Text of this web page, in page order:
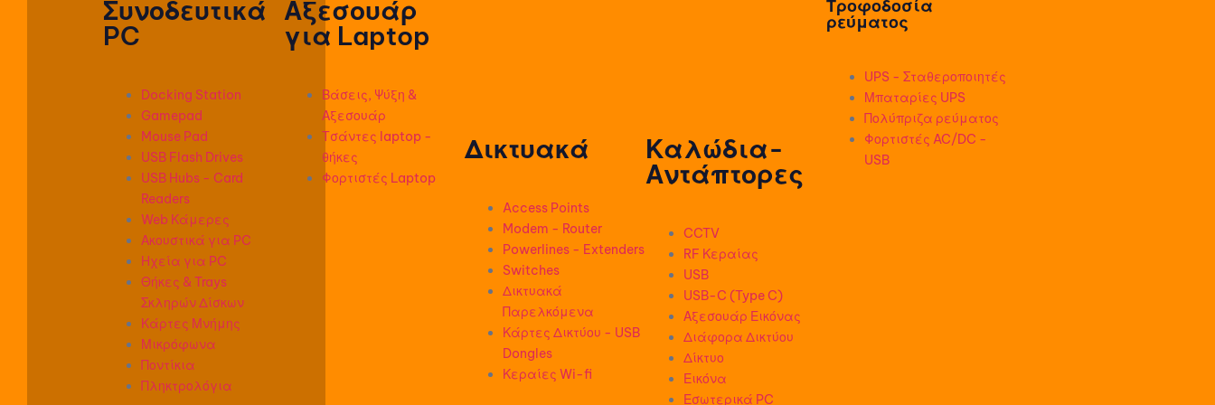
Συνοδευτικά
PC
Docking Station
Gamepad
Mouse Pad
USB Flash Drives
USB Hubs - Card
Readers
Web Κάμερες
Ακουστικά για PC
Ηχεία για PC
Θήκες & Trays
Σκληρών Δίσκων
Κάρτες Μνήμης
Μικρόφωνα
Ποντίκια
Πληκτρολόγια
Αξεσουάρ
για Laptop
Βάσεις, Ψύξη &
Αξεσουάρ
Τσάντες laptop -
θήκες
Φορτιστές Laptop
Δικτυακά
Access Points
Modem - Router
Powerlines - Extenders
Switches
Δικτυακά
Παρελκόμενα
Κάρτες Δικτύου - USB
Dongles
Κεραίες Wi-fi
Καλώδια-
Αντάπτορες
CCTV
RF Κεραίας
USB
USB-C (Type C)
Αξεσουάρ Εικόνας
Διάφορα Δικτύου
Δίκτυο
Εικόνα
Εσωτερικά PC
Τροφοδοσία
ρεύματος
UPS - Σταθεροποιητές
Μπαταρίες UPS
Πολύπριζα ρεύματος
Φορτιστές AC/DC -
USB